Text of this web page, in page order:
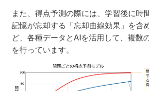
また、得点予測の際には、学習後に時
記憶が忘却する「忘却曲線効果」を含
ど、各種データとAIを活用して、複数
を行っています。